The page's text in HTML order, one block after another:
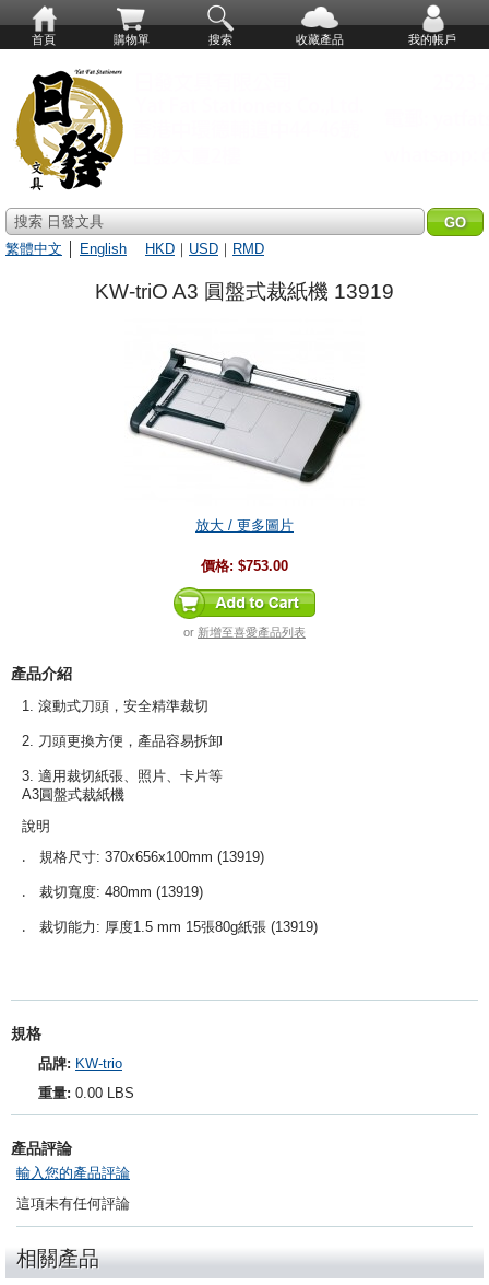
首頁 購物單 搜索 收藏產品 我的帳戶
搜索 日發文具
繁體中文
English HKD ｜ USD ｜ RMD
KW-triO A3 圓盤式裁紙機 13919
放大 / 更多圖片
價格: $753.00
or 新增至喜愛產品列表
產品介紹
1. 滾動式刀頭，安全精準裁切
2. 刀頭更換方便，產品容易拆卸
3. 適用裁切紙張、照片、卡片等
A3圓盤式裁紙機
說明
‧
規格尺寸: 370x656x100mm (13919)
‧ 裁切寬度: 480mm (13919)
‧ 裁切能力: 厚度1.5 mm 15張80g紙張 (13919)
規格
品牌: KW-trio
重量: 0.00 LBS
產品評論
輸入您的產品評論
這項未有任何評論
相關產品